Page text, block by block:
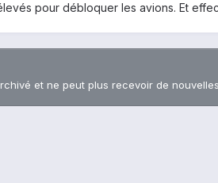
pour débloquer les avions. Et
et ne peut plus recevoir de